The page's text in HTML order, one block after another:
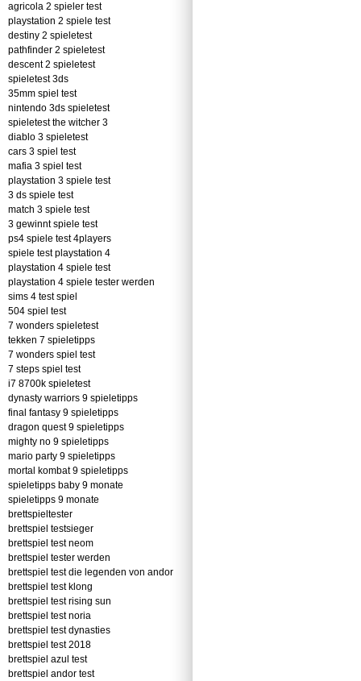
agricola 2 spieler test
playstation 2 spiele test
destiny 2 spieletest
pathfinder 2 spieletest
descent 2 spieletest
spieletest 3ds
35mm spiel test
nintendo 3ds spieletest
spieletest the witcher 3
diablo 3 spieletest
cars 3 spiel test
mafia 3 spiel test
playstation 3 spiele test
3 ds spiele test
match 3 spiele test
3 gewinnt spiele test
ps4 spiele test 4players
spiele test playstation 4
playstation 4 spiele test
playstation 4 spiele tester werden
sims 4 test spiel
504 spiel test
7 wonders spieletest
tekken 7 spieletipps
7 wonders spiel test
7 steps spiel test
i7 8700k spieletest
dynasty warriors 9 spieletipps
final fantasy 9 spieletipps
dragon quest 9 spieletipps
mighty no 9 spieletipps
mario party 9 spieletipps
mortal kombat 9 spieletipps
spieletipps baby 9 monate
spieletipps 9 monate
brettspieltester
brettspiel testsieger
brettspiel test neom
brettspiel tester werden
brettspiel test die legenden von andor
brettspiel test klong
brettspiel test rising sun
brettspiel test noria
brettspiel test dynasties
brettspiel test 2018
brettspiel azul test
brettspiel andor test